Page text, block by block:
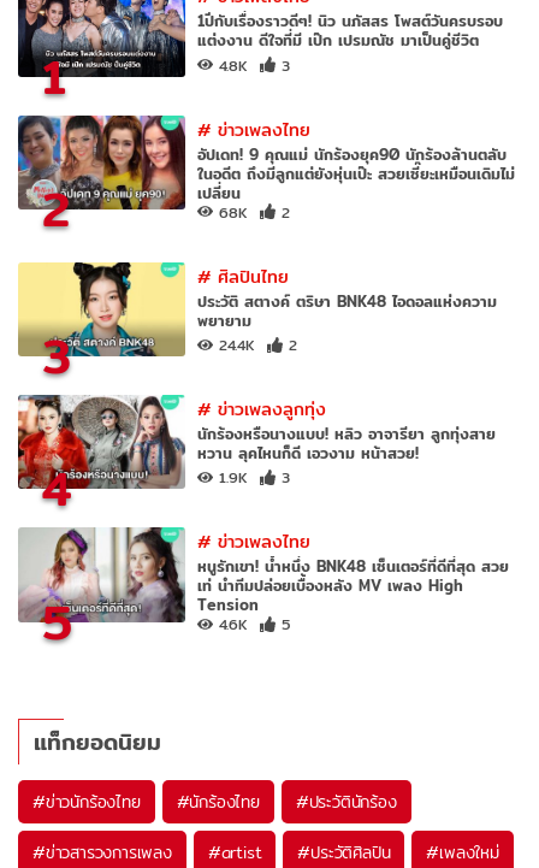
1
1ปีกับเรื่องราวดีๆ! นิว นภัสสร โพสต์วันครบรอบ
แต่งงาน ดีใจที่มี เป๊ก เปรมณัช มาเป็นคู่ชีวิต
4.8K 3
2
#ข่าวเพลงไทย
อัปเดท! 9 คุณแม่ นักร้องยุค90 นักร้องล้านตลับ
ในอดีต ถึงมีลูกแต่ยังหุ่นเป๊ะ สวยเซี๊ยะเหมือนเดิมไม่
เปลี่ยน
68K 2
3
#ศิลปินไทย
ประวัติ สตางค์ ตริษา BNK48 ไอดอลแห่งความ
พยายาม
24.4K 2
4
#ข่าวเพลงลูกทุ่ง
นักร้องหรือนางแบบ! หลิว อาจารียา ลูกทุ่งสาย
หวาน ลุคไหนก็ดี เอวงาม หน้าสวย!
1.9K 3
5
#ข่าวเพลงไทย
หนูรักเขา! น้ำหนึ่ง BNK48 เซ็นเตอร์ที่ดีที่สุด สวย
เท่ นำทีมปล่อยเบื้องหลัง MV เพลง High
Tension
4.6K 5
แท็กยอดนิยม
#ข่าวนักร้องไทย #นักร้องไทย #ประวัตินักร้อง
#ข่าวสารวงการเพลง #artist #ประวัติศิลปิน #เพลงใหม่